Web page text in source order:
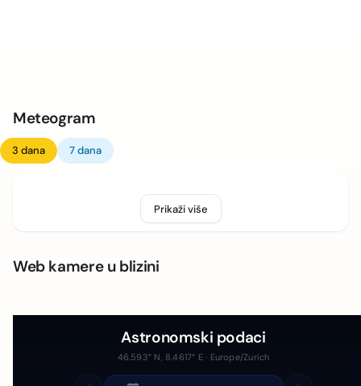
Meteogram
3 dana 7 dana
Prikaži više
Web kamere u blizini
Astronomski podaci
46.593° N, 8.4617° E · Europe/Zurich